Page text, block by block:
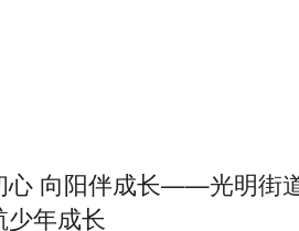
心 向阳伴成长——光明街
年成长